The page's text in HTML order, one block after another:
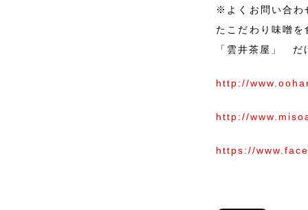
※よくお問い合わ
たこだわり味噌
「雲井茶屋」 だ
http://
http://
https://